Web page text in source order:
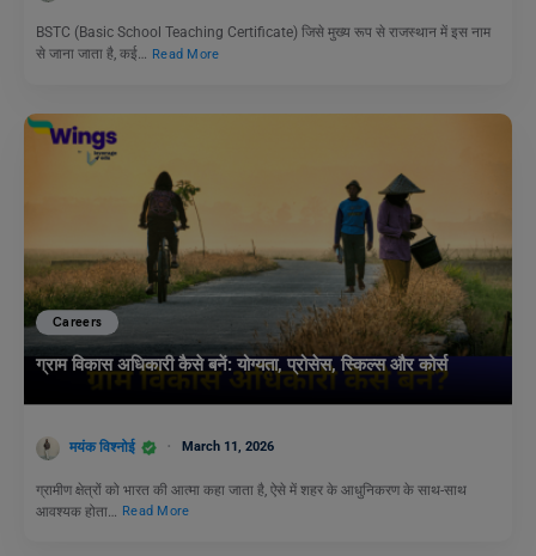
BSTC (Basic School Teaching Certificate) जिसे मुख्य रूप से राजस्थान में इस नाम
से जाना जाता है, कई… Read More
Careers
ग्राम विकास अधिकारी कैसे बनें: योग्यता, प्रोसेस, स्किल्स और कोर्स
मयंक विश्नोई March 11, 2026
ग्रामीण क्षेत्रों को भारत की आत्मा कहा जाता है, ऐसे में शहर के आधुनिकरण के साथ-साथ
आवश्यक होता…
Read More